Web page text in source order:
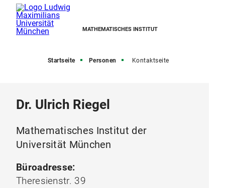
MATHEMATISCHES INSTITUT
Startseite Personen Kontaktseite
Dr. Ulrich Riegel
Mathematisches Institut der
Universität München
Büroadresse:
Theresienstr. 39